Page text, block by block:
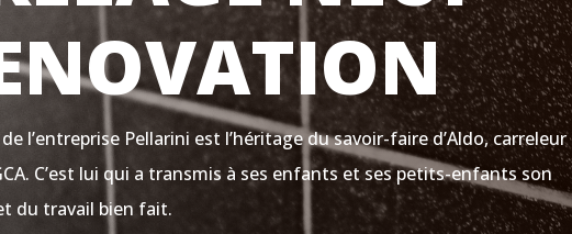
l’entreprise Pellarini est l’héritage du savoir-faire d’Aldo, carreleur
C’est lui qui a transmis à ses enfants et ses petits-enfants son
du travail bien fait.